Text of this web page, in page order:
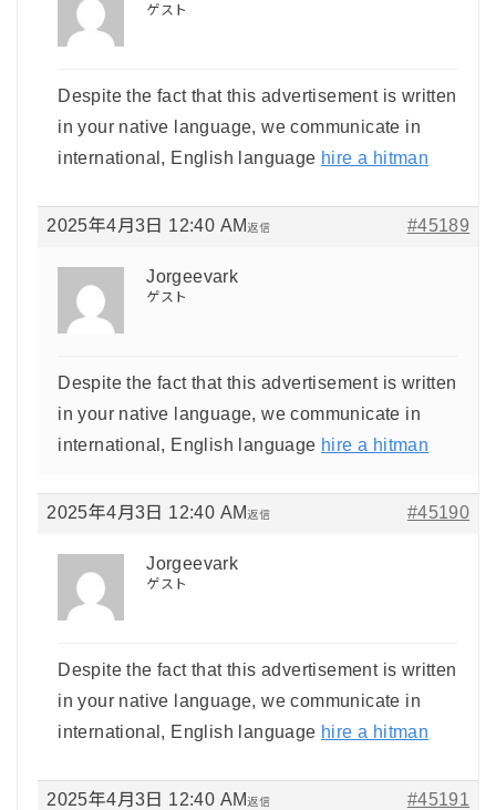
ゲスト
Despite the fact that this advertisement is written
in your native language, we communicate in
international, English language hire a hitman
2025年4月3日 12:40 AM #45189
返信
Jorgeevark
ゲスト
Despite the fact that this advertisement is written
in your native language, we communicate in
international, English language hire a hitman
2025年4月3日 12:40 AM #45190
返信
Jorgeevark
ゲスト
Despite the fact that this advertisement is written
in your native language, we communicate in
international, English language hire a hitman
2025年4月3日 12:40 AM #45191
返信